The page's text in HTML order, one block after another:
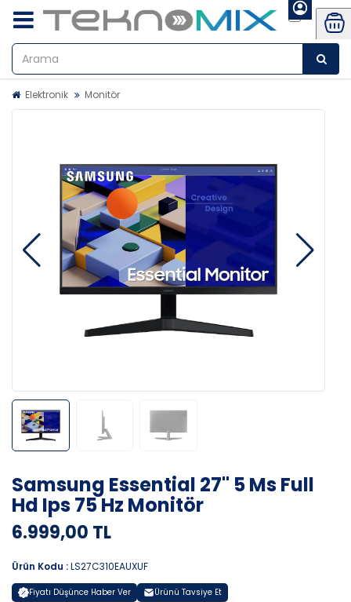
Elektronik Monitör
Samsung Essential 27" 5 Ms Full
Hd Ips 75 Hz Monitör
6.999,00 TL
Ürün Kodu :LS27C310EAUXUF
Fiyatı Düşünce Haber Ver Ürünü Tavsiye Et